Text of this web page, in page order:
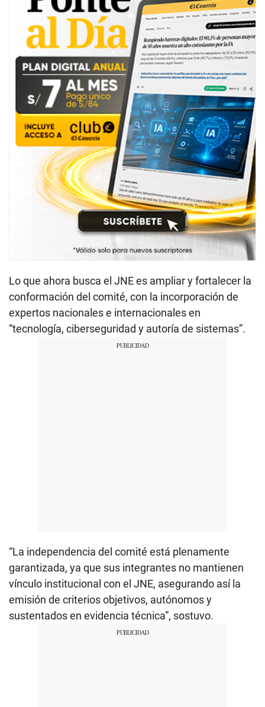
Lo que ahora busca el JNE es ampliar y fortalecer la
conformación del comité, con la incorporación de
expertos nacionales e internacionales en
“tecnología, ciberseguridad y autoría de sistemas”.
“La independencia del comité está plenamente
garantizada, ya que sus integrantes no mantienen
vínculo institucional con el JNE, asegurando así la
emisión de criterios objetivos, autónomos y
sustentados en evidencia técnica”, sostuvo.